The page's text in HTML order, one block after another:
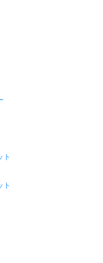
ト
ト